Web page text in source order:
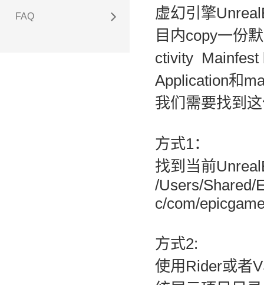
FAQ
虚幻引擎
目内copy一份
ctivity Mainfest
Application和
我们需要找到
方式1：
找到当前
/Users/Shared/
c/com/
方式2:
使用Rider或者